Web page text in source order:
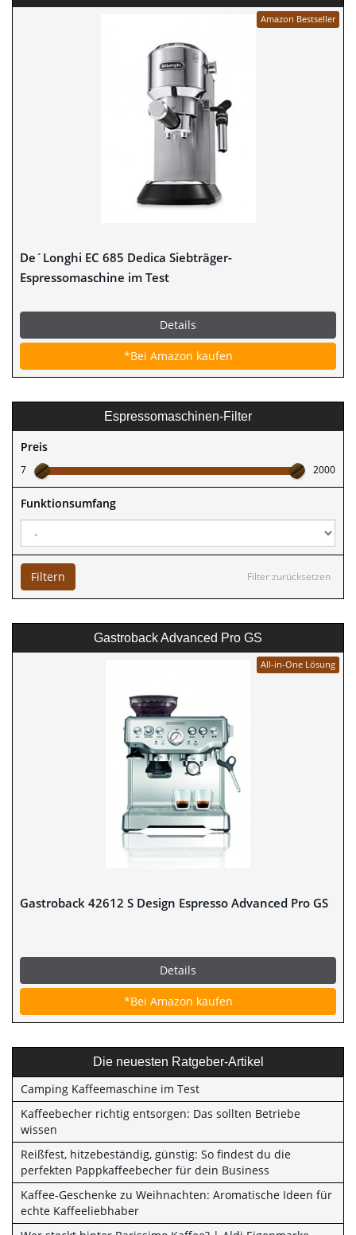
Amazon Bestseller
De´Longhi EC 685 Dedica Siebträger-
Espressomaschine im Test
Details
*Bei Amazon kaufen
Espressomaschinen-Filter
Preis
7 2000
Funktionsumfang
Filter zurücksetzen
Filtern
Gastroback Advanced Pro GS
All-in-One Lösung
Gastroback 42612 S Design Espresso Advanced Pro GS
Details
*Bei Amazon kaufen
Die neuesten Ratgeber-Artikel
Camping Kaffeemaschine im Test
Kaffeebecher richtig entsorgen: Das sollten Betriebe
wissen
Reißfest, hitzebeständig, günstig: So findest du die
perfekten Pappkaffeebecher für dein Business
Kaffee-Geschenke zu Weihnachten: Aromatische Ideen für
echte Kaffeeliebhaber